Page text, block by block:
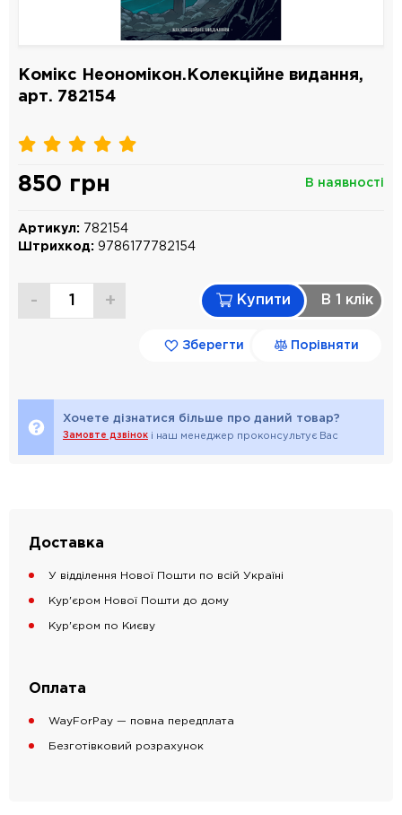
Комікс Неономікон.Колекційне видання,
арт. 782154
В наявності
850 грн
Артикул: 782154
Штрихкод: 9786177782154
- + Купити В 1 клiк
Зберегти Порівняти
Хочете дізнатися більше про даний товар?
Замовте дзвінок і наш менеджер проконсультує Вас
Доставка
У відділення Нової Пошти по всій Україні
Кур'єром Нової Пошти до дому
Кур'єром по Києву
Оплата
WayForPay — повна передплата
Безготівковий розрахунок